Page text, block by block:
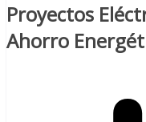
Proyectos
Ahorro